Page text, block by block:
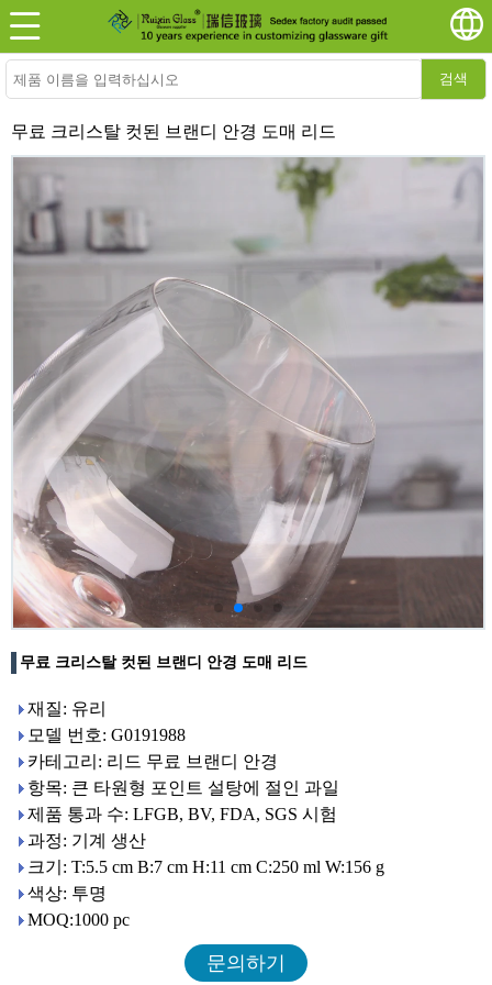
검색
무료 크리스탈 컷된 브랜디 안경 도매 리드
무료 크리스탈 컷된 브랜디 안경 도매 리드
재질: 유리
모델 번호: G0191988
카테고리: 리드 무료 브랜디 안경
항목: 큰 타원형 포인트 설탕에 절인 과일
제품 통과 수: LFGB, BV, FDA, SGS 시험
과정: 기계 생산
크기: T:5.5 cm B:7 cm H:11 cm C:250 ml W:156 g
색상: 투명
MOQ:1000 pc
문의하기